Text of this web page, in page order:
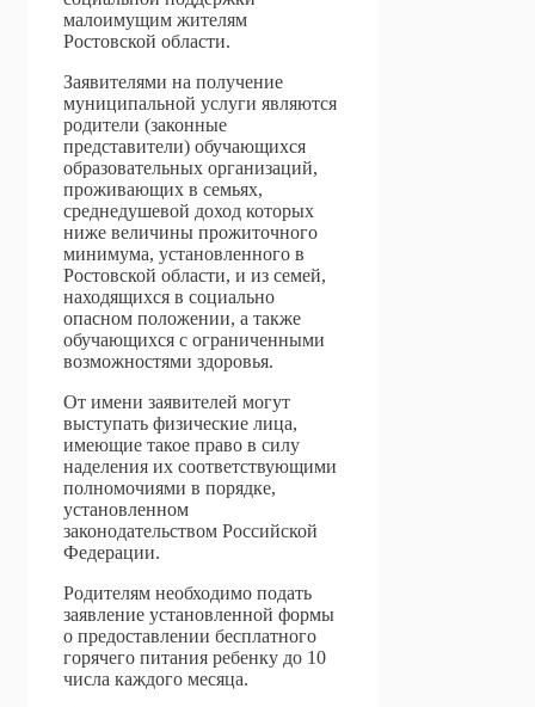
малоимущим жителям
Ростовской области.
Заявителями на получение
муниципальной услуги являются
родители (законные
представители) обучающихся
образовательных организаций,
проживающих в семьях,
среднедушевой доход которых
ниже величины прожиточного
минимума, установленного в
Ростовской области, и из семей,
находящихся в социально
опасном положении, а также
обучающихся с ограниченными
возможностями здоровья.
От имени заявителей могут
выступать физические лица,
имеющие такое право в силу
наделения их соответствующими
полномочиями в порядке,
установленном
законодательством Российской
Федерации.
Родителям необходимо подать
заявление установленной формы
о предоставлении бесплатного
горячего питания ребенку до 10
числа каждого месяца.